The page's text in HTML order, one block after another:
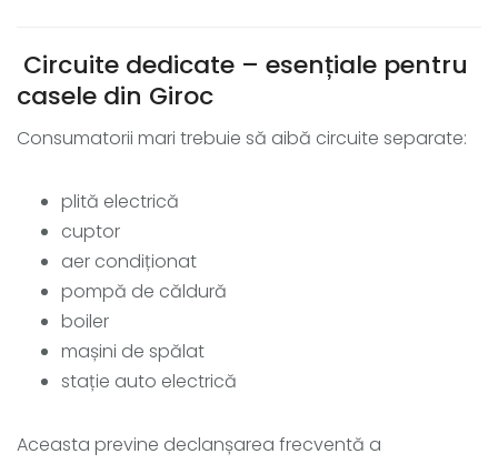
Circuite dedicate – esențiale pentru
casele din Giroc
Consumatorii mari trebuie să aibă circuite separate:
plită electrică
cuptor
aer condiționat
pompă de căldură
boiler
mașini de spălat
stație auto electrică
Aceasta previne declanșarea frecventă a